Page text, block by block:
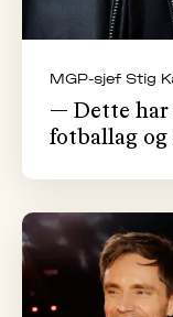
MGP-sjef Stig
— Dette har
fotballag